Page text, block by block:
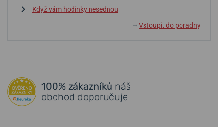
Když vám hodinky nesednou
↓ Vstoupit do poradny
100% zákazníků náš
obchod doporučuje